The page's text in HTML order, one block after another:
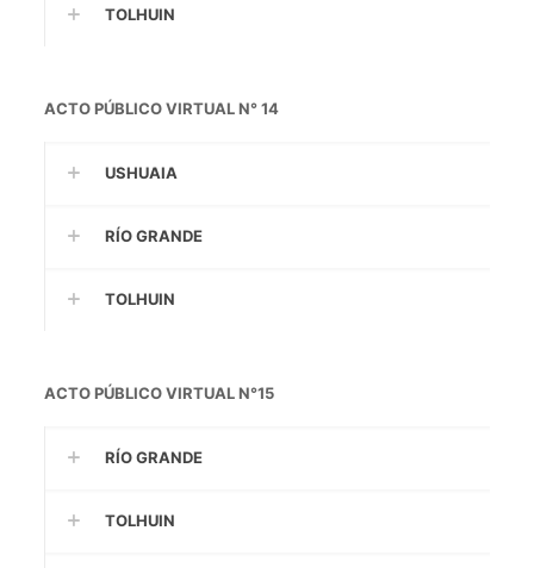
TOLHUIN
ACTO PÚBLICO VIRTUAL N° 14
USHUAIA
RÍO GRANDE
TOLHUIN
ACTO PÚBLICO VIRTUAL N°15
RÍO GRANDE
TOLHUIN